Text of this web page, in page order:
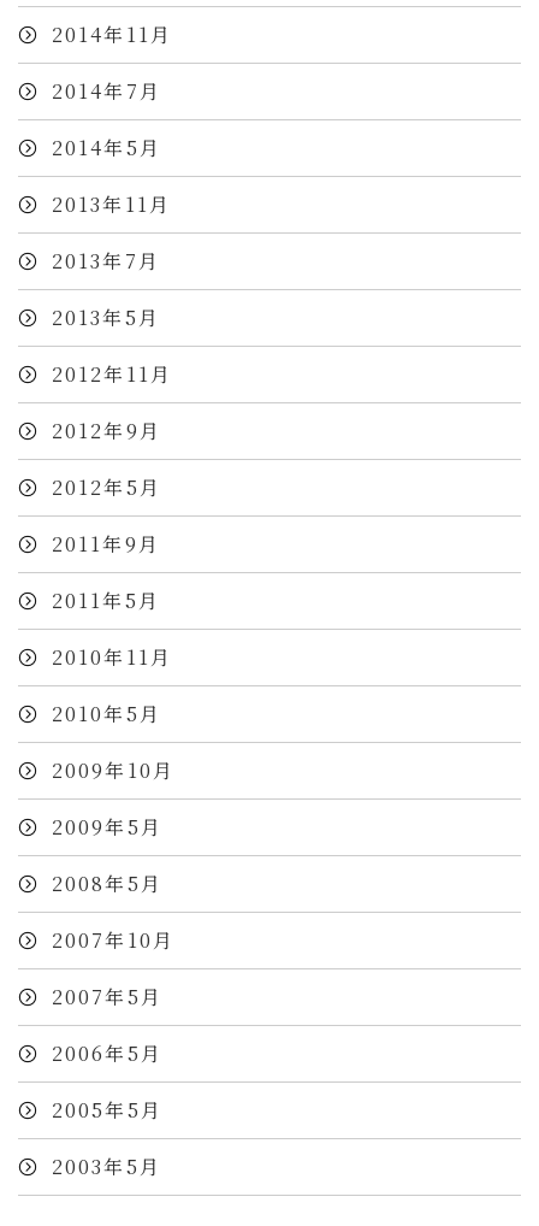
2014年11月
2014年7月
2014年5月
2013年11月
2013年7月
2013年5月
2012年11月
2012年9月
2012年5月
2011年9月
2011年5月
2010年11月
2010年5月
2009年10月
2009年5月
2008年5月
2007年10月
2007年5月
2006年5月
2005年5月
2003年5月